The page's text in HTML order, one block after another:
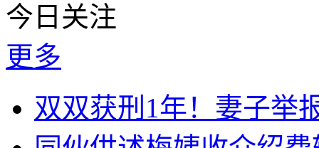
今日关注
更多
双双获刑1年！妻子举